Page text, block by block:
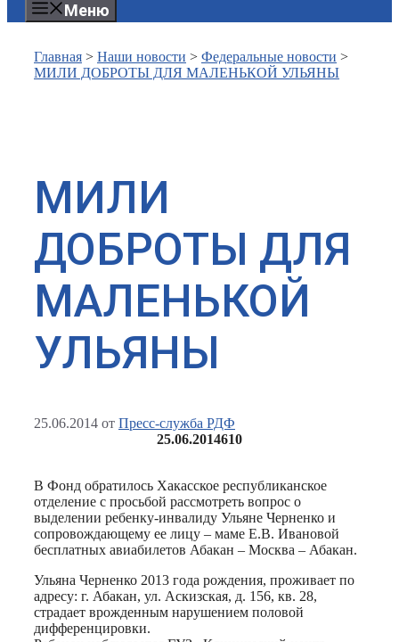
Меню
Главная > Наши новости > Федеральные новости >
МИЛИ ДОБРОТЫ ДЛЯ МАЛЕНЬКОЙ УЛЬЯНЫ
МИЛИ
ДОБРОТЫ ДЛЯ
МАЛЕНЬКОЙ
УЛЬЯНЫ
25.06.2014 от Пресс-служба РДФ
25.06.2014610
В Фонд обратилось Хакасское республиканское
отделение с просьбой рассмотреть вопрос о
выделении ребенку-инвалиду Ульяне Черненко и
сопровождающему ее лицу – маме Е.В. Ивановой
бесплатных авиабилетов Абакан – Москва – Абакан.
Ульяна Черненко 2013 года рождения, проживает по
адресу: г. Абакан, ул. Аскизская, д. 156, кв. 28,
страдает врожденным нарушением половой
дифференцировки.